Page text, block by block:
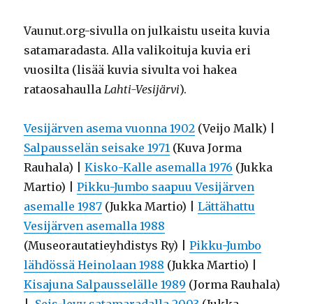
Vaunut.org-sivulla on julkaistu useita kuvia
satamaradasta. Alla valikoituja kuvia eri
vuosilta (lisää kuvia sivulta voi hakea
rataosahaullaLahti-Vesijärvi).
Vesijärven asema vuonna 1902 (Veijo Malk) |
Salpausselän seisake 1971 (Kuva Jorma
Rauhala) |Kisko-Kalle asemalla 1976 (Jukka
Martio) |Pikku-Jumbo saapuu Vesijärven
asemalle 1987 (Jukka Martio) |Lättähattu
Vesijärven asemalla 1988
(Museorautatieyhdistys Ry) |Pikku-Jumbo
lähdössä Heinolaan 1988 (Jukka Martio) |
Kisajuna Salpausselälle 1989 (Jorma Rauhala)